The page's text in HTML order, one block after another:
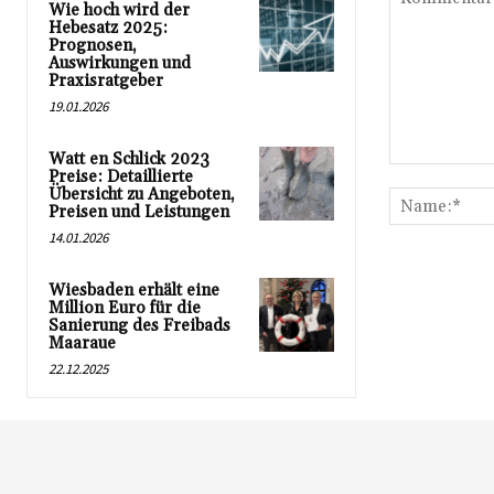
Wie hoch wird der
Hebesatz 2025:
Prognosen,
Auswirkungen und
Praxisratgeber
19.01.2026
Watt en Schlick 2023
Preise: Detaillierte
Übersicht zu Angeboten,
Preisen und Leistungen
14.01.2026
Wiesbaden erhält eine
Million Euro für die
Sanierung des Freibads
Maaraue
22.12.2025